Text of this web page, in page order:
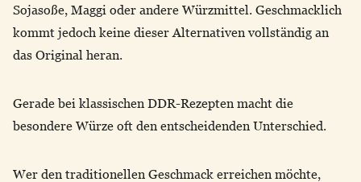
Sojasoße, Maggi oder andere Würzmittel. Geschmacklich
kommt jedoch keine dieser Alternativen vollständig an
das Original heran.
Gerade bei klassischen DDR-Rezepten macht die
besondere Würze oft den entscheidenden Unterschied.
Wer den traditionellen Geschmack erreichen möchte,